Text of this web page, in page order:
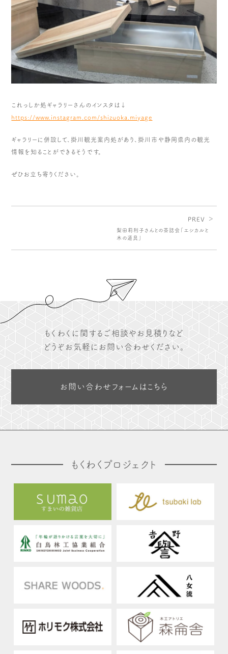
これっしか処ギャラリーさんのインスタは↓
https://www.instagram.com/shizuoka.miyage
ギャラリーに併設して、掛川観光案内処があり、掛川市や静岡県内の観光
情報を知ることができるそうです。
ぜひお立ち寄りください。
PREV ＞
梨田莉利子さんとの茶話会「エシカルと
木の道具」
もくわくに関するご相談やお見積りなど
どうぞお気軽にお問い合わせください。
お問い合わせフォームはこちら
もくわくプロジェクト